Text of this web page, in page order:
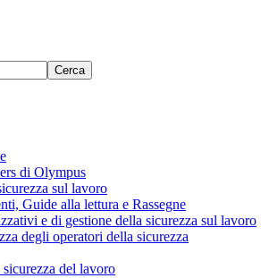
Cerca
di Olympus
sul lavoro
Guide alla lettura e Rassegne
e di gestione della sicurezza sul lavoro
degli operatori della sicurezza
del lavoro